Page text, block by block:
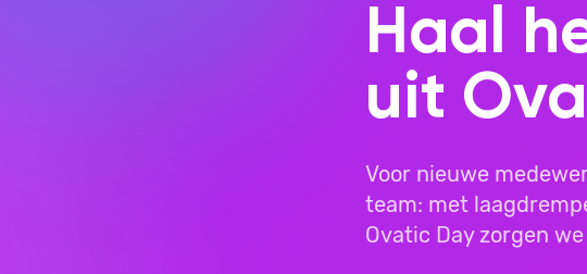
Haal
uit
Voor nieuwe
team: met
Ovatic Day zorgen